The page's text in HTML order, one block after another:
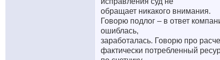
обращает никакого внимания.
Говорю подлог – в ответ
ошиблась,
заработалась. Говорю про
фактически потребленный